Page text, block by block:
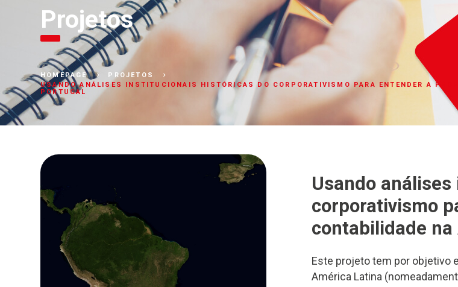
Projetos
HOMEPAGE
PROJETOS
USANDO ANÁLISES INSTITUCIONAIS HISTÓRICAS DO CORPORATIVISMO PARA ENTENDER A
PORTUGAL
Usando
corporativismo
contabilidade
Este projeto tem por objetivo
América Latina